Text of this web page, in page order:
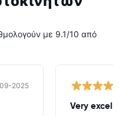
με 9.1/10 από
2025
Very